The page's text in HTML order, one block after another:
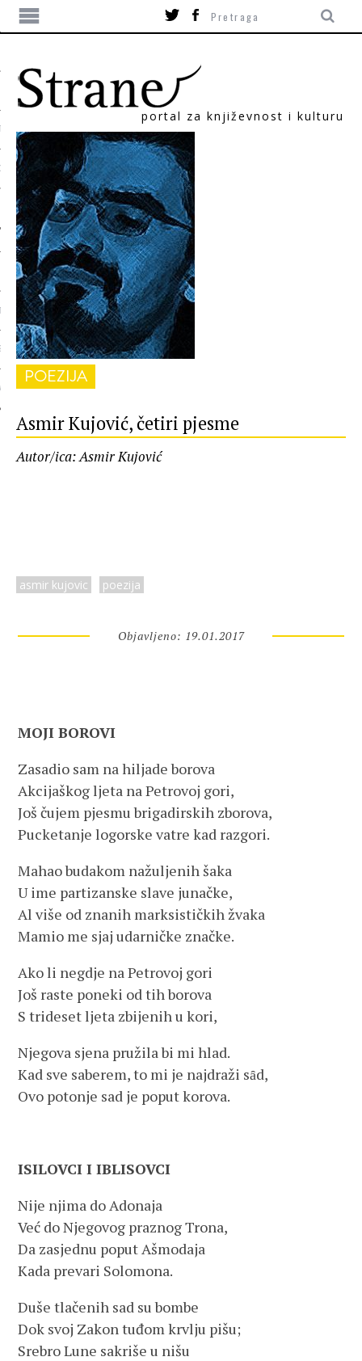
portal za književnost i kulturu
POEZIJA
Asmir Kujović, četiri pjesme
Autor/ica: Asmir Kujović
asmir kujovic poezija
Objavljeno: 19.01.2017
MOJI BOROVI
Zasadio sam na hiljade borova
Akcijaškog ljeta na Petrovoj gori,
Još čujem pjesmu brigadirskih zborova,
Pucketanje logorske vatre kad razgori.
Mahao budakom nažuljenih šaka
U ime partizanske slave junačke,
Al više od znanih marksističkih žvaka
Mamio me sjaj udarničke značke.
Ako li negdje na Petrovoj gori
Još raste poneki od tih borova
S trideset ljeta zbijenih u kori,
Njegova sjena pružila bi mi hlad.
Kad sve saberem, to mi je najdraži sȃd,
Ovo potonje sad je poput korova.
ISILOVCI I IBLISOVCI
Nije njima do Adonaja
Već do Njegovog praznog Trona,
Da zasjednu poput Ašmodaja
Kada prevari Solomona.
Duše tlačenih sad su bombe
Dok svoj Zakon tuđom krvlju pišu;
Srebro Lune sakriše u nišu